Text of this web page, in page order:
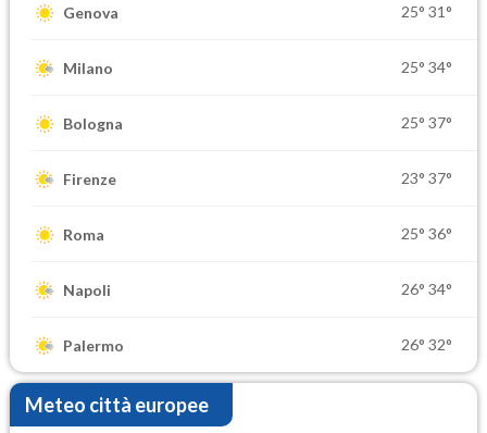
Genova 25° 31°
Milano 25° 34°
Bologna 25° 37°
Firenze 23° 37°
Roma 25° 36°
Napoli 26° 34°
Palermo 26° 32°
Meteo città europee